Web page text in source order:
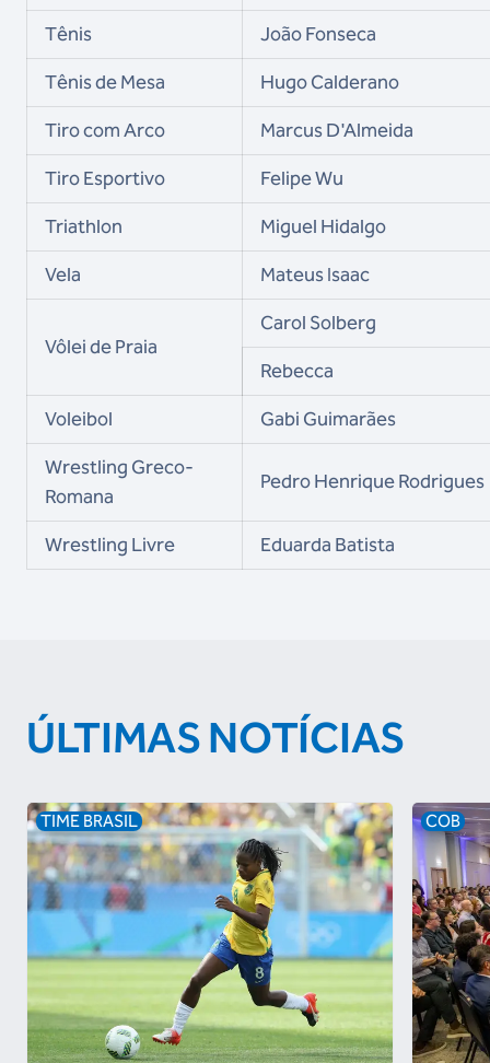
Tênis
João Fonseca
Tênis de Mesa
Hugo Calderano
Tiro com Arco
Marcus D'Almeida
Tiro Esportivo
Felipe Wu
Triathlon
Miguel Hidalgo
Vela
Mateus Isaac
Vôlei de Praia
Carol Solberg
Rebecca
Voleibol
Gabi Guimarães
Wrestling Greco-
Romana
Pedro Henrique Rodrigues
Wrestling Livre Eduarda Batista
ÚLTIMAS NOTÍCIAS
TIME BRASIL COB